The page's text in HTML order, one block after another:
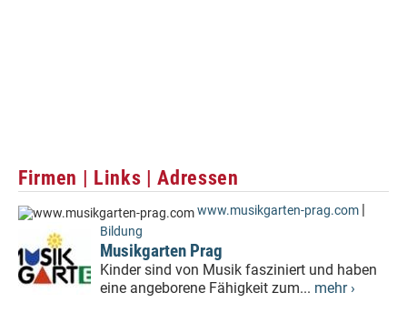
Firmen | Links | Adressen
www.musikgarten-prag.com |
Bildung
Musikgarten Prag
Kinder sind von Musik fasziniert und haben
eine angeborene Fähigkeit zum... mehr ›